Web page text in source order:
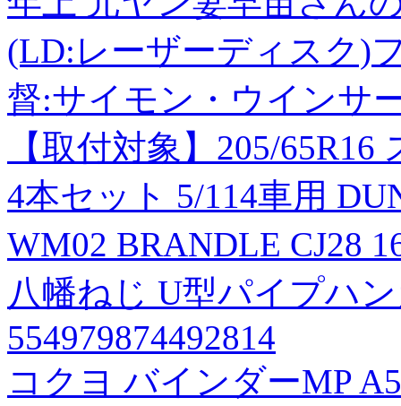
(LD:レーザーディスク)
督:サイモン・ウインサ
【取付対象】205/
4本セット 5/114車用
WM02 BRANDLE CJ28
八幡ねじ U型パイプハ
554979874492814
コクヨ バインダーMP